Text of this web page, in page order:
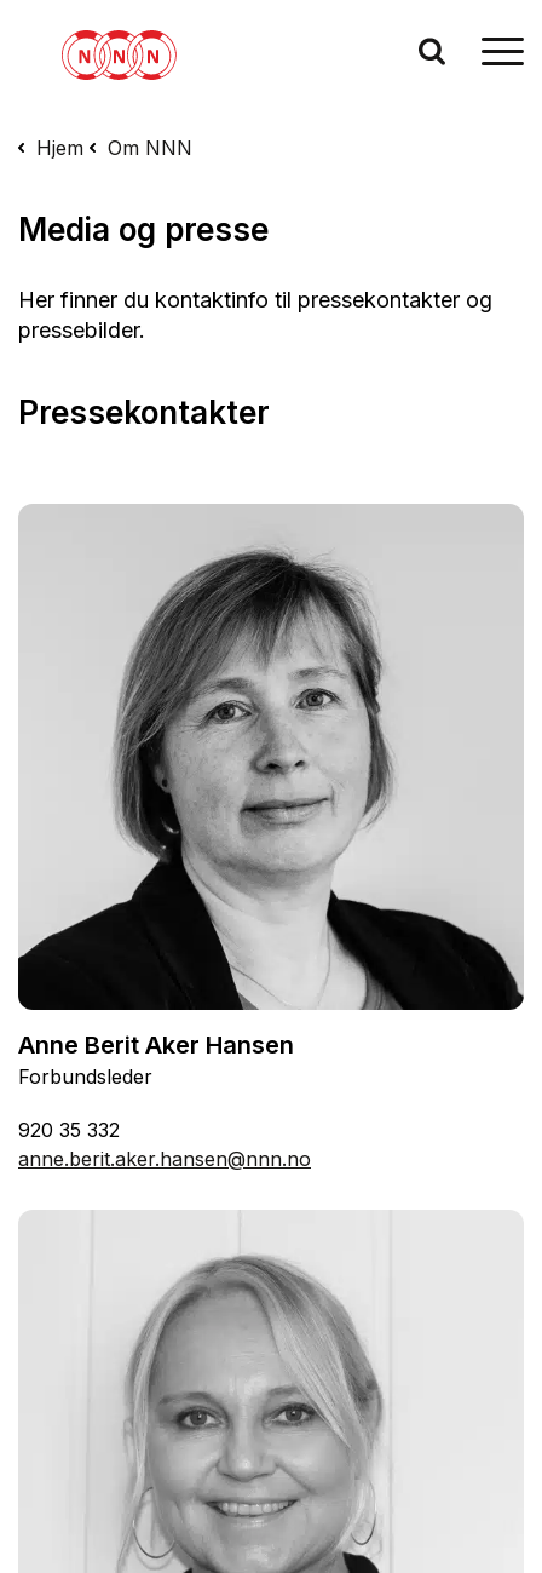
Hjem Om NNN
Media og presse
Her finner du kontaktinfo til pressekontakter og
pressebilder.
Pressekontakter
Anne Berit Aker Hansen
Forbundsleder
920 35 332
anne.berit.aker.hansen@nnn.no